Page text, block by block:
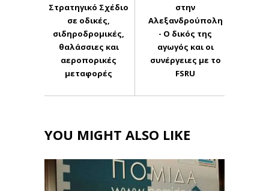
Στρατηγικό Σχέδιο
σε οδικές,
σιδηροδρομικές,
θαλάσσιες και
αεροπορικές
μεταφορές
στην
Αλεξανδρούπολη
- Ο δικός της
αγωγός και οι
συνέργειες με το
FSRU
YOU MIGHT ALSO LIKE